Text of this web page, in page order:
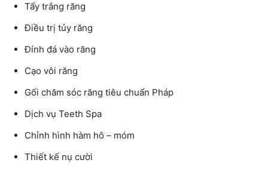
Tẩy trắng răng
Điều trị tủy răng
Đính đá vào răng
Cạo vôi răng
Gối chăm sóc răng tiêu chuẩn Pháp
Dịch vụ Teeth Spa
Chỉnh hình hàm hô – móm
Thiết kế nụ cười